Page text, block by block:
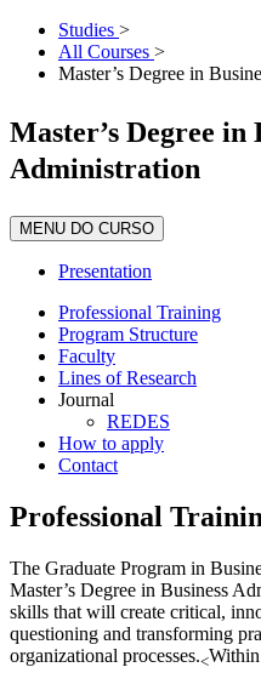
Studies >
All Courses >
Master’s Degree in
Master’s Degree in
Administration
MENU DO CURSO
Presentation
Professional Training
Program Structure
Faculty
Lines of Research
Journal
REDES
How to apply
Contact
Professional
The Graduate Program in
Master’s Degree in Business
skills that will create critical,
questioning and transforming
organizational processes.<Within